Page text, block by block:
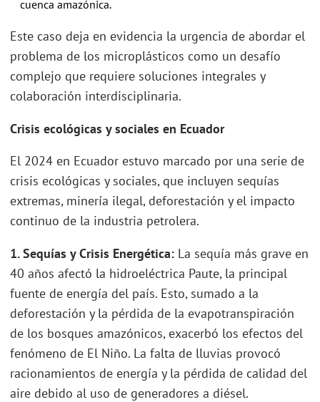
cuenca amazónica.
Este caso deja en evidencia la urgencia de abordar el
problema de los microplásticos como un desafío
complejo que requiere soluciones integrales y
colaboración interdisciplinaria.
Crisis ecológicas y sociales en Ecuador
El 2024 en Ecuador estuvo marcado por una serie de
crisis ecológicas y sociales, que incluyen sequías
extremas, minería ilegal, deforestación y el impacto
continuo de la industria petrolera.
1. Sequías y Crisis Energética: La sequía más grave en
40 años afectó la hidroeléctrica Paute, la principal
fuente de energía del país. Esto, sumado a la
deforestación y la pérdida de la evapotranspiración
de los bosques amazónicos, exacerbó los efectos del
fenómeno de El Niño. La falta de lluvias provocó
racionamientos de energía y la pérdida de calidad del
aire debido al uso de generadores a diésel.